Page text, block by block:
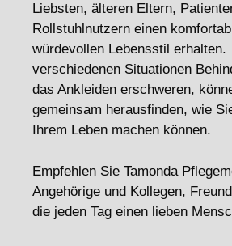
Liebsten, älteren Eltern,
Rollstuhlnutzern einen
würdevollen Lebensstil
verschiedenen Situationen
das Ankleiden erschweren,
gemeinsam herausfinden, wie
Ihrem Leben machen können.
Empfehlen Sie Tamonda
Angehörige und Kollegen,
die jeden Tag einen lieben